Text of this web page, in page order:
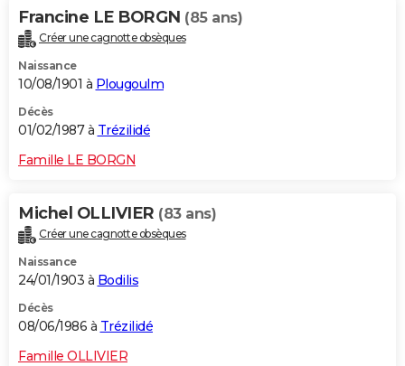
Francine LE BORGN (85 ans)
Créer une cagnotte obsèques
Naissance
10/08/1901 à Plougoulm
Décès
01/02/1987 à Trézilidé
Famille LE BORGN
Michel OLLIVIER (83 ans)
Créer une cagnotte obsèques
Naissance
24/01/1903 à Bodilis
Décès
08/06/1986 à Trézilidé
Famille OLLIVIER